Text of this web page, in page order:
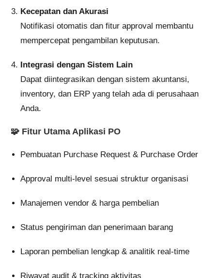
Kecepatan dan Akurasi
Notifikasi otomatis dan fitur approval membantu
mempercepat pengambilan keputusan.
Integrasi dengan Sistem Lain
Dapat diintegrasikan dengan sistem akuntansi,
inventory, dan ERP yang telah ada di perusahaan
Anda.
🧩 Fitur Utama Aplikasi PO
Pembuatan Purchase Request & Purchase Order
Approval multi-level sesuai struktur organisasi
Manajemen vendor & harga pembelian
Status pengiriman dan penerimaan barang
Laporan pembelian lengkap & analitik real-time
Riwayat audit & tracking aktivitas